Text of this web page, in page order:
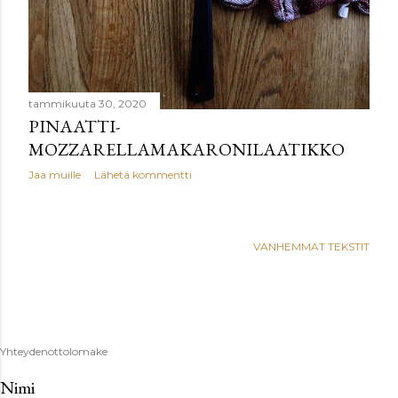
tammikuuta 30, 2020
PINAATTI-
MOZZARELLAMAKARONILAATIKKO
Jaa muille Lähetä kommentti
VANHEMMAT TEKSTIT
Yhteydenottolomake
Nimi